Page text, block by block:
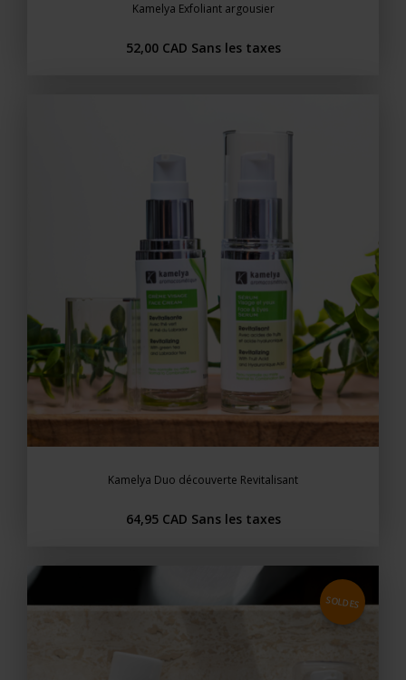
Kamelya Exfoliant argousier
52,00 CAD Sans les taxes
Kamelya Duo découverte Revitalisant
64,95 CAD Sans les taxes
SOLDES